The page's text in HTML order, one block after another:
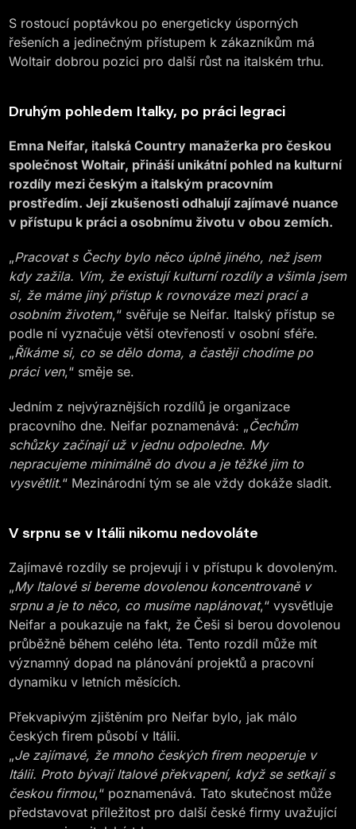
S rostoucí poptávkou po energeticky úsporných
řešeních a jedinečným přístupem k zákazníkům má
Woltair dobrou pozici pro další růst na italském trhu.
Druhým pohledem Italky, po práci legraci
Emna Neifar, italská Country manažerka pro českou
společnost Woltair, přináší unikátní pohled na kulturní
rozdíly mezi českým a italským pracovním
prostředím. Její zkušenosti odhalují zajímavé nuance
v přístupu k práci a osobnímu životu v obou zemích.
„Pracovat s Čechy bylo něco úplně jiného, než jsem
kdy zažila. Vím, že existují kulturní rozdíly a všimla jsem
si, že máme jiný přístup k rovnováze mezi prací a
osobním životem,“ svěřuje se Neifar. Italský přístup se
podle ní vyznačuje větší otevřeností v osobní sféře.
„Říkáme si, co se dělo doma, a častěji chodíme po
práci ven,“ směje se.
Jedním z nejvýraznějších rozdílů je organizace
pracovního dne. Neifar poznamenává: „Čechům
schůzky začínají už v jednu odpoledne. My
nepracujeme minimálně do dvou a je těžké jim to
vysvětlit.“ Mezinárodní tým se ale vždy dokáže sladit.
V srpnu se v Itálii nikomu nedovoláte
Zajímavé rozdíly se projevují i v přístupu k dovoleným.
„My Italové si bereme dovolenou koncentrovaně v
srpnu a je to něco, co musíme naplánovat,“ vysvětluje
Neifar a poukazuje na fakt, že Češi si berou dovolenou
průběžně během celého léta. Tento rozdíl může mít
významný dopad na plánování projektů a pracovní
dynamiku v letních měsících.
Překvapivým zjištěním pro Neifar bylo, jak málo
českých firem působí v Itálii.
„Je zajímavé, že mnoho českých firem neoperuje v
Itálii. Proto bývají Italové překvapení, když se setkají s
českou firmou,“ poznamenává. Tato skutečnost může
představovat příležitost pro další české firmy uvažující